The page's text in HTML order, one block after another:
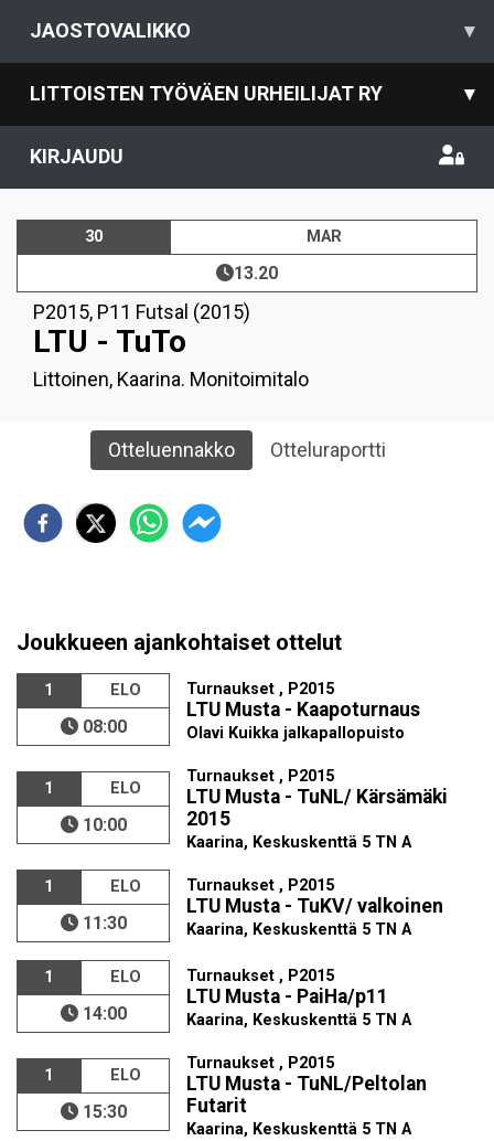
JAOSTOVALIKKO ▾
LITTOISTEN TYÖVÄEN URHEILIJAT RY ▾
KIRJAUDU
30 MAR
13.20
P2015, P11 Futsal (2015)
LTU - TuTo
Littoinen, Kaarina. Monitoimitalo
Otteluennakko Otteluraportti
Joukkueen ajankohtaiset ottelut
1 ELO
08:00
Turnaukset , P2015
LTU Musta - Kaapoturnaus
Olavi Kuikka jalkapallopuisto
1 ELO
10:00
Turnaukset , P2015
LTU Musta - TuNL/ Kärsämäki
2015
Kaarina, Keskuskenttä 5 TN A
1 ELO
11:30
Turnaukset , P2015
LTU Musta - TuKV/ valkoinen
Kaarina, Keskuskenttä 5 TN A
1 ELO
14:00
Turnaukset , P2015
LTU Musta - PaiHa/p11
Kaarina, Keskuskenttä 5 TN A
1 ELO
15:30
Turnaukset , P2015
LTU Musta - TuNL/Peltolan
Futarit
Kaarina, Keskuskenttä 5 TN A